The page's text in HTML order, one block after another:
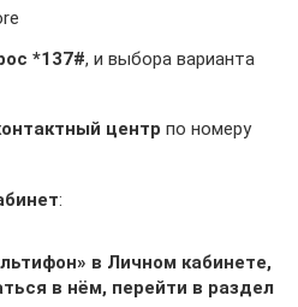
*137#, и выбора варианта
центр по номеру
:
в Личном кабинете,
в нём, перейти в раздел